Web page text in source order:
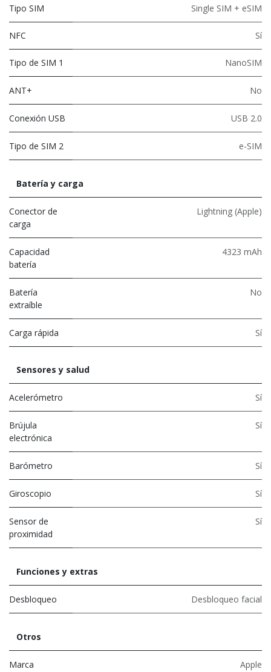
Tipo SIM Single SIM + eSIM
NFC Sí
Tipo de SIM 1 NanoSIM
ANT+ No
Conexión USB USB 2.0
Tipo de SIM 2 e-SIM
Batería y carga
Conector de
carga
Lightning (Apple)
Capacidad
batería
4323 mAh
Batería
extraíble
No
Carga rápida Sí
Sensores y salud
Acelerómetro Sí
Brújula
electrónica
Sí
Barómetro Sí
Giroscopio Sí
Sensor de
proximidad
Sí
Funciones y extras
Desbloqueo Desbloqueo facial
Otros
Marca Apple